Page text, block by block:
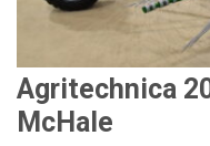
Agritechnica
McHale